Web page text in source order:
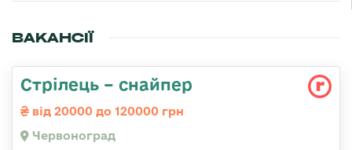
ВАКАНСІЇ
Стрілець – снайпер
від 20000 до 120000 грн
Червоноград